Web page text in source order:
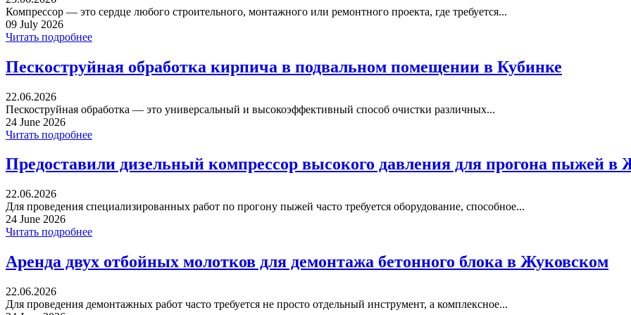
Компрессор — это сердце любого строительного, монтажного или ремонтного проекта, где требуется...
09 July 2026
Читать подробнее
Пескоструйная обработка кирпича в подвальном помещении в Кубинке
22.06.2026
Пескоструйная обработка — это универсальный и высокоэффективный способ очистки различных...
24 June 2026
Читать подробнее
Предоставили дизельный компрессор высокого давления для прогона пыжей в
22.06.2026
Для проведения специализированных работ по прогону пыжей часто требуется оборудование, способное...
24 June 2026
Читать подробнее
Аренда двух отбойных молотков для демонтажа бетонного блока в Жуковском
22.06.2026
Для проведения демонтажных работ часто требуется не просто отдельный инструмент, а комплексное...